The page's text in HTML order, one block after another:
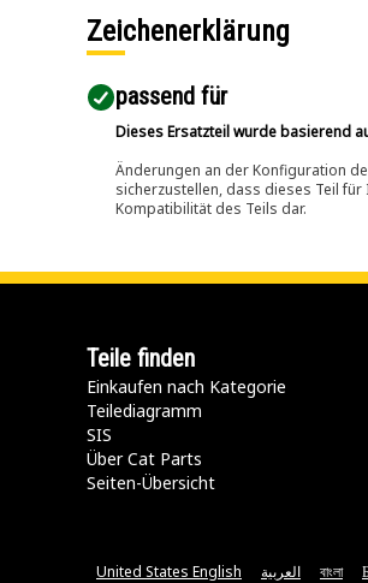
Zeichenerklärung
passend für​
Dieses Ersatzteil wurde basierend
Änderungen an der Konfiguration
sicherzustellen, dass dieses Teil
Kompatibilität des Teils dar.
Teile finden
Einkaufen nach Kategorie
Teilediagramm
SIS
Über Cat Parts
Seiten-Übersicht
United States English العربية বাংলা